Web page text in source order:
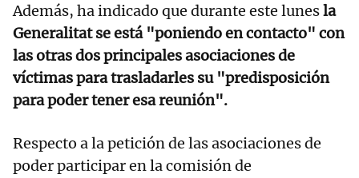
Además, ha indicado que durante este lunesla
Generalitat se está "poniendo en contacto" con
las otras dos principales asociaciones de
víctimas para trasladarles su "predisposición
para poder tener esa reunión".
Respecto a la petición de las asociaciones de
poder participar en la comisión de